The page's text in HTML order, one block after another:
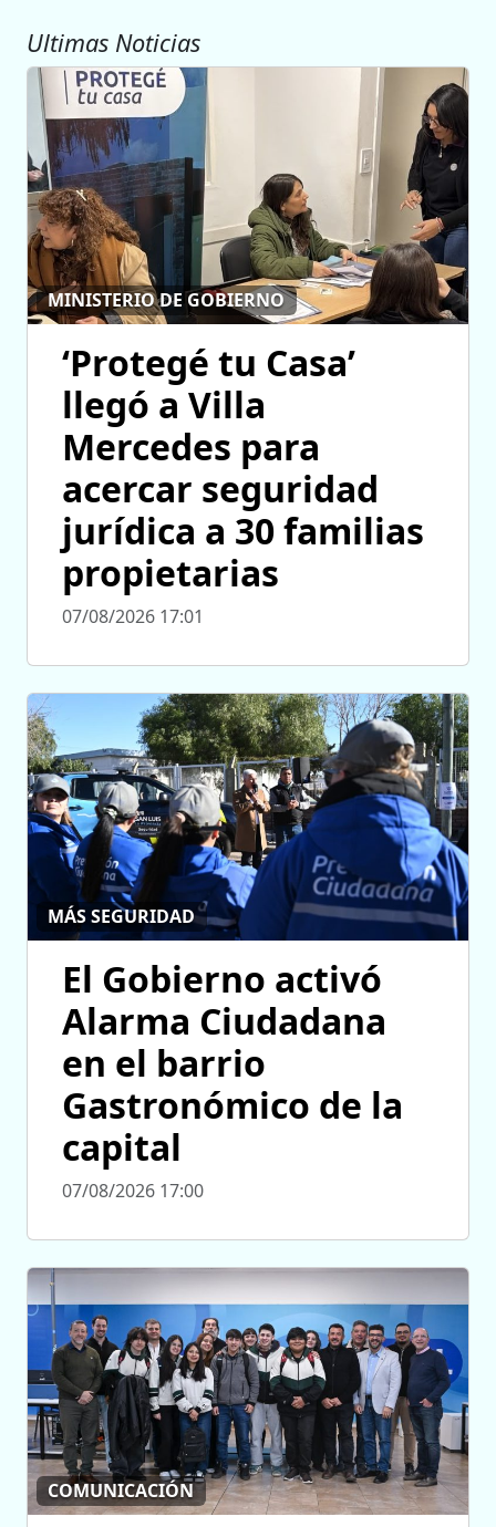
Ultimas Noticias
MINISTERIO DE GOBIERNO
‘Protegé tu Casa’
llegó a Villa
Mercedes para
acercar seguridad
jurídica a 30 familias
propietarias
07/08/2026 17:01
MÁS SEGURIDAD
El Gobierno activó
Alarma Ciudadana
en el barrio
Gastronómico de la
capital
07/08/2026 17:00
COMUNICACIÓN